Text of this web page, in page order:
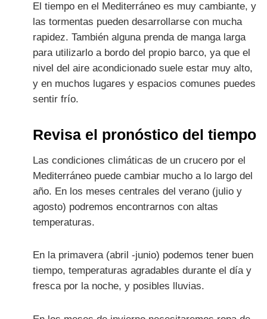
El tiempo en el Mediterráneo es muy cambiante, y
las tormentas pueden desarrollarse con mucha
rapidez. También alguna prenda de manga larga
para utilizarlo a bordo del propio barco, ya que el
nivel del aire acondicionado suele estar muy alto,
y en muchos lugares y espacios comunes puedes
sentir frío.
Revisa el pronóstico del tiempo
Las condiciones climáticas de un crucero por el
Mediterráneo puede cambiar mucho a lo largo del
año. En los meses centrales del verano (julio y
agosto) podremos encontrarnos con altas
temperaturas.
En la primavera (abril -junio) podemos tener buen
tiempo, temperaturas agradables durante el día y
fresca por la noche, y posibles lluvias.